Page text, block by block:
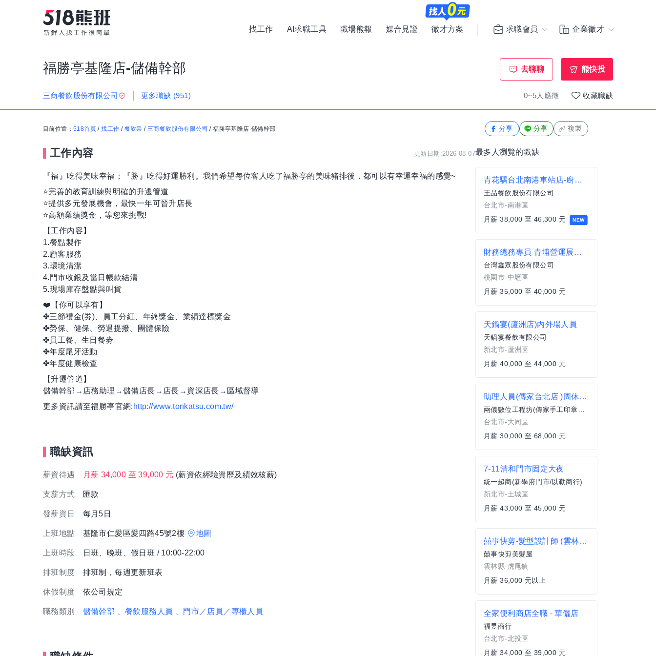
找工作 AI求職工具 職場熊報 媒合見證 徵才方案 求職會員 企業徵才
福勝亭基隆店-儲備幹部 去聊聊 熊快投
三商餐飲股份有限公司 更多職缺 (951) 0~5人應徵 收藏職缺
目前位置： 518首頁 /找工作 / 餐飲業 /三商餐飲股份有限公司 /福勝亭基隆店-儲備幹部
工作內容 更新日期:2026-08-07
『福』吃得美味幸福；『勝』吃得好運勝利。我們希望每位客人吃了福勝亭的美味豬排後，都可以有幸運幸福的感覺~
⭐️完善的教育訓練與明確的升遷管道
⭐️提供多元發展機會，最快一年可晉升店長
⭐️高額業績獎金，等您來挑戰!
【工作內容】
1.餐點製作
2.顧客服務
3.環境清潔
4.門市收銀及當日帳款結清
5.現場庫存盤點與叫貨
❤️【你可以享有】
✤三節禮金(劵)、員工分紅、年終獎金、業績達標獎金
✤勞保、健保、勞退提撥、團體保險
✤員工餐、生日餐劵
✤年度尾牙活動
✤年度健康檢查
【升遷管道】
儲備幹部→店務助理→儲備店長→店長→資深店長→區域督導
更多資訊請至福勝亭官網: http://www.tonkatsu.com.tw/
職缺資訊
薪資待遇 月薪 34,000 至 39,000 元 (薪資依經驗資歷及績效核薪)
支薪方式 匯款
發薪資日 每月5日
上班地點 基隆市仁愛區愛四路45號2樓 地圖
上班時段 日班、晚班、假日班 / 10:00-22:00
排班制度 排班制，每週更新班表
休假制度 依公司規定
職務類別 儲備幹部 、餐飲服務人員 、門市／店員／專櫃人員
分享 分享 複製
最多人瀏覽的職缺
NEW
青花驕台北南港車站店-廚藝助理
王品餐飲股份有限公司
台北市-南港區
月薪 38,000 至 46,300 元
財務總務專員 青埔營運展示中心
台灣鑫眾股份有限公司
桃園市-中壢區
月薪 35,000 至 40,000 元
天鍋宴(蘆洲店)內外場人員
天鍋宴餐飲有限公司
新北市-蘆洲區
月薪 40,000 至 44,000 元
助理人員(傳家台北店 )周休二日排休,薪資和福利優於行情,傳家全省實體門市
兩儀數位工程坊(傳家手工印章、東方翡翠寶石)
台北市-大同區
月薪 30,000 至 68,000 元
7-11清和門市固定大夜
統一超商(新學府門市/以勒商行)
新北市-土城區
月薪 43,000 至 45,000 元
囍事快剪-髮型設計師 (雲林虎尾鎮-虎尾店)(寶雅對面)
囍事快剪美髮屋
雲林縣-虎尾鎮
月薪 36,000 元以上
全家便利商店全職 - 華儷店
福昱商行
台北市-北投區
月薪 34,000 至 39,000 元